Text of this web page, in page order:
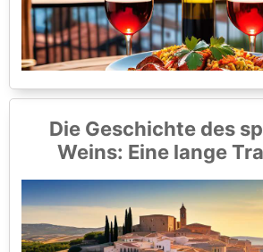
Die Geschichte des
Weins: Eine lange